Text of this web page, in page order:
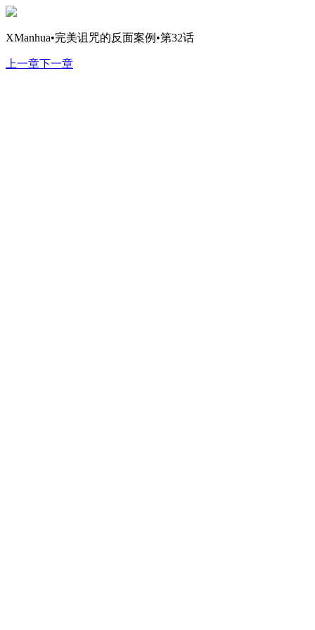
XManhua•完美诅咒的反面案例•第32话
上一章下一章